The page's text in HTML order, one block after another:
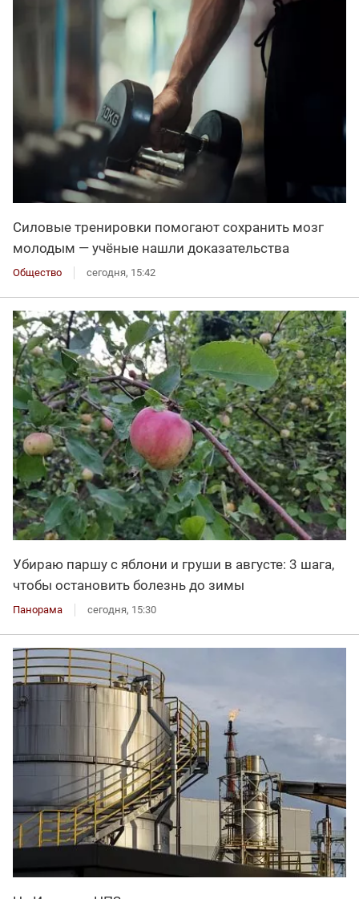
Силовые тренировки помогают сохранить мозг
молодым — учёные нашли доказательства
Общество сегодня, 15:42
Убираю паршу с яблони и груши в августе: 3 шага,
чтобы остановить болезнь до зимы
Панорама сегодня, 15:30